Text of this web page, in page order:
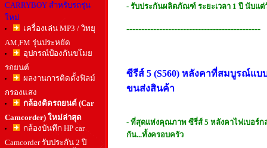
CARRYBOY สำหรับรถรุ่น
ใหม่
เครื่องเล่น MP3 / วิทยุ
AM,FM รุ่นประหยัด
อุปกรณ์ป้องกันขโมย
รถยนต์
ผลงานการติดตั้งฟิลม์
กรองแสง
กล้องติดรถยนต์ (Car
Camcorder) ใหม่ล่าสุด
กล้องบันทึก HP car
Camcorder รับประกัน 2 ปี
- รับประกันผลิตภัณฑ์ ระยะเวลา 1 ปี นับแ
---------------------------------------------
ซีรีส์ 5 (S560) หลังคาที่สมบูรณ์แบ
ขนส่งสินค้า
- ที่สุดแห่งคุณภาพ ซีรี่ส์ 5 หลังคาไฟเบอร์ก
กัน...ทั้งครอบครัว